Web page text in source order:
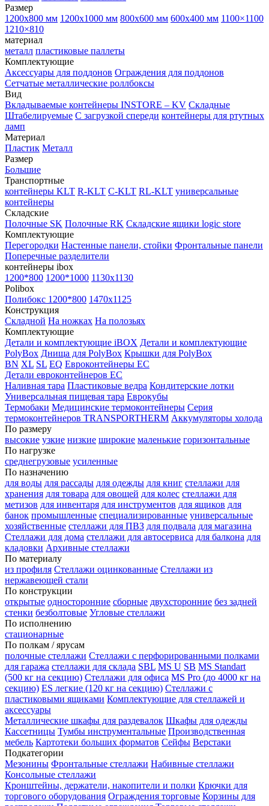
Размер
1200х800 мм 1200х1000 мм 800х600 мм 600х400 мм 1100×1100
1210×810
материал
металл пластиковые паллеты
Комплектующие
Аксессуары для поддонов Ограждения для поддонов
Сетчатые металлические роллбоксы
Вид
Вкладываемые контейнеры INSTORE – KV Складные
Штабелируемые С загрузкой спереди контейнеры для ртутных
ламп
Материал
Пластик Металл
Размер
Большие
Транспортные
контейнеры KLT R-KLT C-KLT RL-KLT универсальные
контейнеры
Складские
Полочные SK Полочные RK Складские ящики logic store
Комплектующие
Перегородки Настенные панели, стойки Фронтальные панели
Поперечные разделители
контейнеры ibox
1200*800 1200*1000 1130x1130
Polibox
Полибокс 1200*800 1470х1125
Конструкция
Складной На ножках На полозьях
Комплектующие
Детали и комплектующие iBOX Детали и комплектующие
PolyBox Днища для PolyBox Крышки для PolyBox
BN XL SL EQ Евроконтейнеры EC
Детали евроконтейнеров EC
Наливная тара Пластиковые ведра Кондитерские лотки
Универсальная пищевая тара Еврокубы
Термобаки Медицинские термоконтейнеры Серия
термоконтейнеров TRANSPORTHERM Аккумуляторы холода
По размеру
высокие узкие низкие широкие маленькие горизонтальные
По нагрузке
среднегрузовые усиленные
По назначению
для воды для рассады для одежды для книг стеллажи для
хранения для товара для овощей для колес стеллажи для
метизов для инвентаря для инструментов для ящиков для
банок промышленные специализированные универсальные
хозяйственные стеллажи для ПВЗ для подвала для магазина
Стеллажи для дома стеллажи для автосервиса для балкона для
кладовки Архивные стеллажи
По материалу
из профиля Стеллажи оцинкованные Стеллажи из
нержавеющей стали
По конструкции
открытые односторонние сборные двухсторонние без задней
стенки безболтовые Угловые стеллажи
По исполнению
стационарные
По полкам / ярусам
полочные стеллажи Стеллажи с перфорированными полками
для гаража стеллажи для склада SBL MS U SB MS Standart
(500 кг на секцию) Стеллажи для офиса MS Pro (до 4000 кг на
секцию) ES легкие (120 кг на секцию) Стеллажи с
пластиковыми ящиками Комплектующие для стеллажей и
аксессуары
Металлические шкафы для раздевалок Шкафы для одежды
Кассетницы Тумбы инструментальные Производственная
мебель Картотеки больших форматов Сейфы Верстаки
Подкатегории
Мезонины Фронтальные стеллажи Набивные стеллажи
Консольные стеллажи
Кронштейны, держатели, накопители и полки Крючки для
торгового оборудования Ограждения торговые Корзины для